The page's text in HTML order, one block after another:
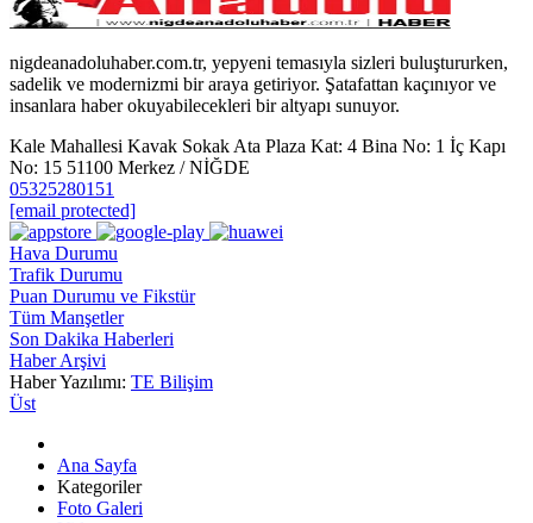
nigdeanadoluhaber.com.tr, yepyeni temasıyla sizleri buluştururken,
sadelik ve modernizmi bir araya getiriyor. Şatafattan kaçınıyor ve
insanlara haber okuyabilecekleri bir altyapı sunuyor.
Kale Mahallesi Kavak Sokak Ata Plaza Kat: 4 Bina No: 1 İç Kapı
No: 15 51100 Merkez / NİĞDE
05325280151
[email protected]
Hava Durumu
Trafik Durumu
Puan Durumu ve Fikstür
Tüm Manşetler
Son Dakika Haberleri
Haber Arşivi
Haber Yazılımı: TE Bilişim
Üst
Ana Sayfa
Kategoriler
Foto Galeri